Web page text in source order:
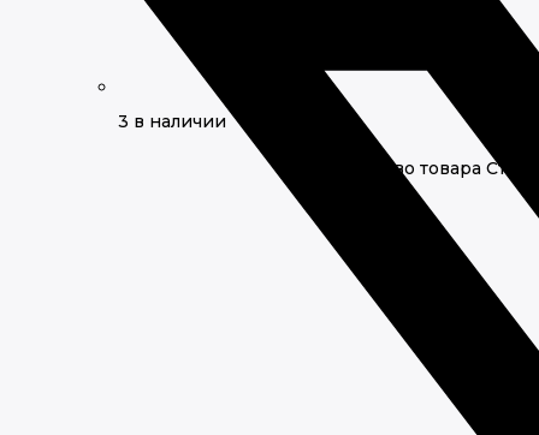
3 в наличии
Количество товара